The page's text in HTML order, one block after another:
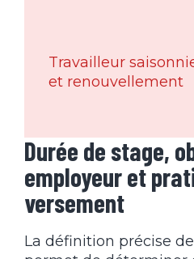
Travailleur
et renouvellement
Durée de stage,
employeur et
versement
La définition précise